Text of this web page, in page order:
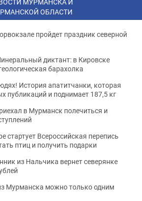
ОБЛАСТИ
пройдет праздник северной
диктант: в Кировске
барахолка
История апатитчанки, которая
публикаций и поднимает 187,5 кг
в Мурманск полечиться и
стартует Всероссийская перепись
птиц и получить подарки
из Нальчика вернет северянке
Мурманска можно только одним